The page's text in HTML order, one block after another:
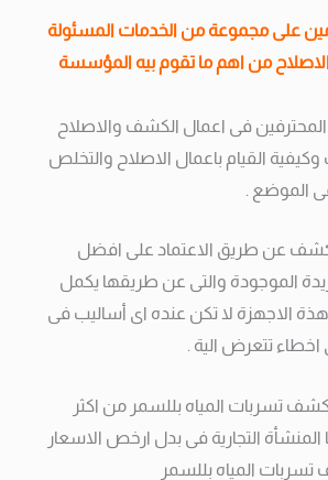
على مجموعة من الخدمات المسئولة
من اهم ما تقوم بيه المؤسسة
فى اعمال الكشف والاصلاح
القيام باعمال الاصلاح والتخلص
الموضع .
الكشف عن طريق الاعتماد على افضل
الموجودة والتى عن طريقها يكمل
الاجهزة لا تكن عنده اى أساليب فى
تتعرض الية .
تسربات المياه بللسمر من اكثر
المنشأة التجارية فى بدل ارخص الاسعار
المياه بللسمر